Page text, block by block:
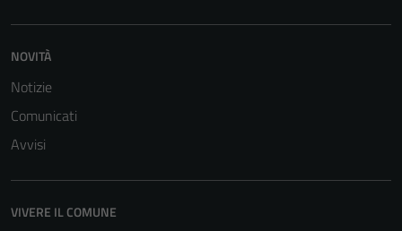
NOVITÀ
Notizie
Comunicati
Avvisi
VIVERE IL COMUNE